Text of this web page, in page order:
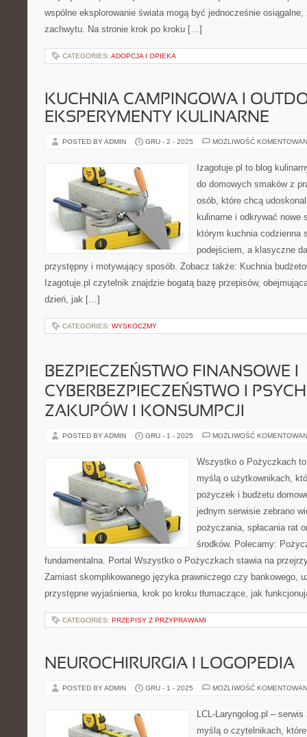
wspólne eksplorowanie świata mogą być jednocześnie osiągalne,
zachwytu. Na stronie krok po kroku […]
CATEGORIES: ADOPCJA I OPIEKA
KUCHNIA CAMPINGOWA I
EKSPERYMENTY KULINARNE
POSTED BY ADMIN GRU - 2 - 2025 MOŻLIWOŚĆ
Izagotuje.pl to blog
do domowych smaków z
osób, które chcą
kulinarne i odkrywać
którym kuchnia codzienna
podejściem, a klasyczne
przystępny i motywujący sposób. Zobacz także: Kuchnia
Izagotuje.pl czytelnik znajdzie bogatą bazę przepisów,
dzień, jak […]
CATEGORIES: WYSKOCZMY
BEZPIECZEŃSTWO FINANSOWE I
CYBERBEZPIECZEŃSTWO I
ZAKUPÓW I KONSUMPCJI
POSTED BY ADMIN GRU - 1 - 2025 MOŻLIWOŚĆ
Wszystko o Pożyczkach
myślą o użytkownikach,
pożyczek i budżetu
jednym serwisie zebrano
pożyczania, spłacania rat
środków. Polecamy:
fundamentalna. Portal Wszystko o Pożyczkach stawia na
Zamiast skomplikowanego języka prawniczego czy bankowego,
przystępne wyjaśnienia, krok po kroku tłumaczące, jak
CATEGORIES: PRZEPISY Z PRZYPRAWAMI
NEUROCHIRURGIA I LOGOPEDIA
POSTED BY ADMIN GRU - 1 - 2025 MOŻLIWOŚĆ
LCL-Laryngolog.pl –
myślą o czytelnikach,